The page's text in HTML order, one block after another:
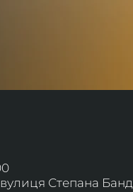
Степана